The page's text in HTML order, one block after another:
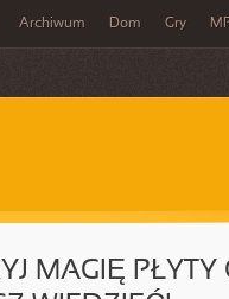
Archiwum Dom Gry
MAGIĘ PŁYTY